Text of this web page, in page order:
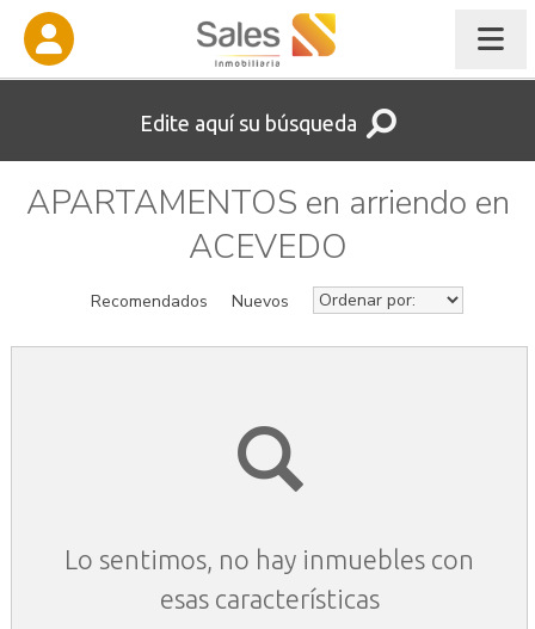
Edite aquí su búsqueda
APARTAMENTOS en arriendo en
ACEVEDO
Recomendados Nuevos
Lo sentimos, no hay inmuebles con
esas características